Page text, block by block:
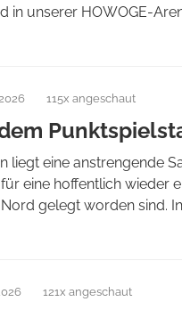
in unserer HOWOGE-
115x angeschaut
liegt eine anstrengende
eine hoffentlich wieder
gelegt worden sind.
121x angeschaut